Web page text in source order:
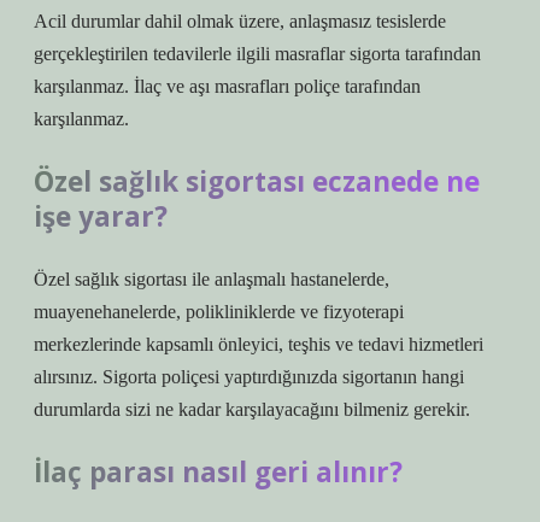
Acil durumlar dahil olmak üzere, anlaşmasız tesislerde
gerçekleştirilen tedavilerle ilgili masraflar sigorta tarafından
karşılanmaz. İlaç ve aşı masrafları poliçe tarafından
karşılanmaz.
Özel sağlık sigortası eczanede ne
işe yarar?
Özel sağlık sigortası ile anlaşmalı hastanelerde,
muayenehanelerde, polikliniklerde ve fizyoterapi
merkezlerinde kapsamlı önleyici, teşhis ve tedavi hizmetleri
alırsınız. Sigorta poliçesi yaptırdığınızda sigortanın hangi
durumlarda sizi ne kadar karşılayacağını bilmeniz gerekir.
İlaç parası nasıl geri alınır?